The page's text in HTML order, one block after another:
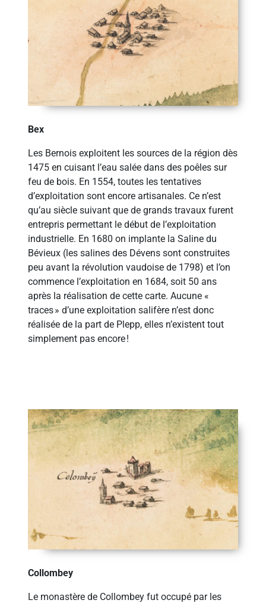
Bex
Les Bernois exploitent les sources de la région dès
1475 en cuisant l’eau salée dans des poêles sur
feu de bois. En 1554, toutes les tentatives
d’exploitation sont encore artisanales. Ce n’est
qu’au siècle suivant que de grands travaux furent
entrepris permettant le début de l’exploitation
industrielle. En 1680 on implante la Saline du
Bévieux (les salines des Dévens sont construites
peu avant la révolution vaudoise de 1798) et l’on
commence l’exploitation en 1684, soit 50 ans
après la réalisation de cette carte. Aucune «
traces » d’une exploitation salifère n’est donc
réalisée de la part de Plepp, elles n’existent tout
simplement pas encore !
Collombey
Le monastère de Collombey fut occupé par les